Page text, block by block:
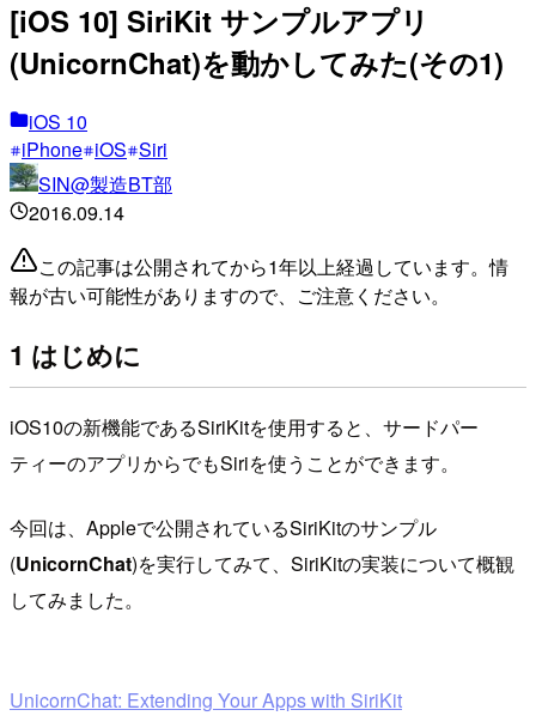
[iOS 10] SiriKit サンプルアプリ
(UnicornChat)を動かしてみた(その1)
iOS 10
iPhone iOS Siri
SIN@製造BT部
2016.09.14
この記事は公開されてから1年以上経過しています。情
報が古い可能性がありますので、ご注意ください。
1 はじめに
iOS10の新機能であるSiriKitを使用すると、サードパー
ティーのアプリからでもSiriを使うことができます。
今回は、Appleで公開されているSiriKitのサンプル
(UnicornChat)を実行してみて、SiriKitの実装について概観
してみました。
UnicornChat: Extending Your Apps with SiriKit